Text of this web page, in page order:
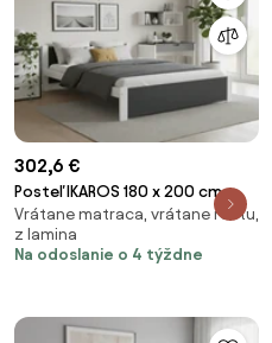
302,6 €
Posteľ IKAROS 180 x 200 cm,
antracitová/biela Rošt: S
lamelovým roštom, Matrac:
Matrac DELUXE 10 cm
Vrátane matraca, vrátane roštu,
z lamina
Na odoslanie o 4 týždne